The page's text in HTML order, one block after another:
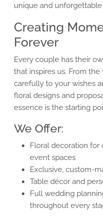
unique and unforgettable
Creating
Forever
Every couple has their
that inspires us. From
carefully to your wishes
floral designs and
essence is the starting
We Offer:
Floral decoration for
event spaces
Exclusive, custom-
Table décor and
Full wedding
throughout every